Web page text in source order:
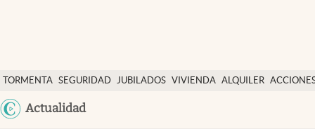
TORMENTA SEGURIDAD JUBILADOS VIVIENDA ALQUILER
Actualidad
Economía y finanzas
Política